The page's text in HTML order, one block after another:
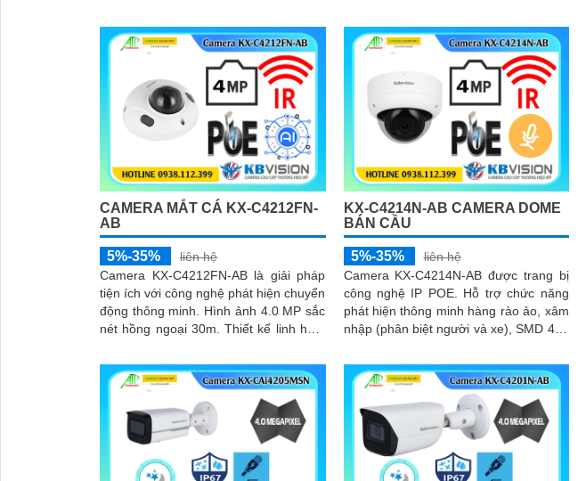
CAMERA MẮT CÁ KX-C4212FN-
AB
5%-35%
liên hệ
Camera KX-C4212FN-AB là giải pháp
tiện ích với công nghệ phát hiện chuyển
động thông minh. Hình ảnh 4.0 MP sắc
nét hồng ngoại 30m. Thiết kế linh hoạt
KX-C4214N-AB CAMERA DOME
BÁN CẦU
5%-35%
liên hệ
Camera KX-C4214N-AB được trang bị
công nghệ IP POE. Hỗ trợ chức năng
phát hiện thông minh hàng rào ảo, xâm
nhập (phân biệt người và xe), SMD 4.0.